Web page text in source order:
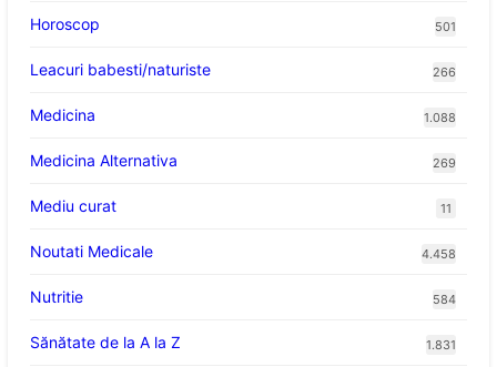
Horoscop 501
Leacuri babesti/naturiste 266
Medicina 1.088
Medicina Alternativa 269
Mediu curat 11
Noutati Medicale 4.458
Nutritie 584
Sănătate de la A la Z 1.831